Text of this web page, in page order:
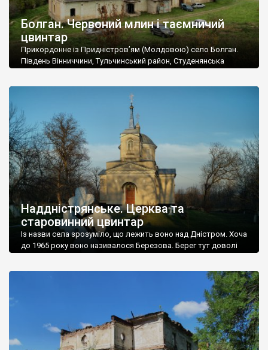
Болган. Червоний млин і таємничий
цвинтар
Прикордонне із Придністров’ям (Молдовою) село Болган.
Південь Вінниччини, Тульчинський район, Студенянська
старовинний цвинтар із кам’яними хрестами. Всі епітафії, які
збереглися, написані кирилицею, церковнослов’янською
мовою. За всіма традиційними ознаками – цвинтар
український. Хрести датуються 19 століттям. У 1924-1940
роках Болган […]
Наддністрянське. Церква та
старовинний цвинтар
Із назви села зрозуміло, що лежить воно над Дністром. Хоча
до 1965 року воно називалося Березова. Берег тут доволі
Наддністрянське відрізняється від більшості навколишніх
сіл. У селі є мурована Михайлівська церква. Точної дати […]